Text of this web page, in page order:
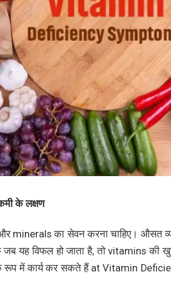
के लक्षण
minerals का सेवन करना चाहिए। औसत
यह विफल हो जाता है, तो vitamins की
रूप में कार्य कर सकते हैं at Vitamin